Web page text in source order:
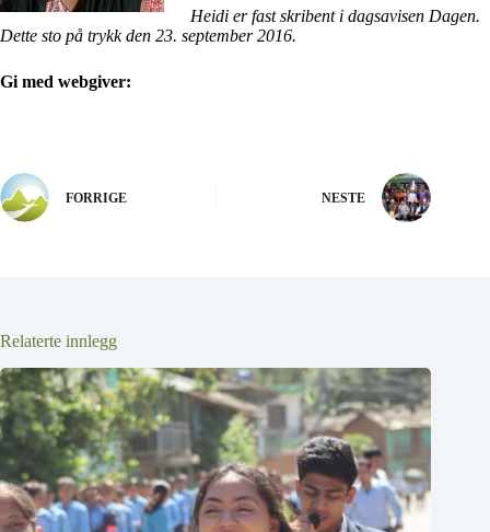
Heidi er fast skribent i dagsavisen Dagen.
Dette sto på trykk den 23. september 2016.
Gi med webgiver:
FORRIGE NESTE
Relaterte innlegg